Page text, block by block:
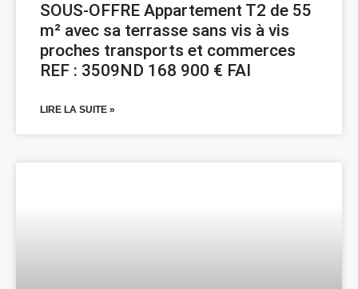
SOUS-OFFRE Appartement T2 de 55
m² avec sa terrasse sans vis à vis
proches transports et commerces
REF : 3509ND 168 900 € FAI
LIRE LA SUITE »